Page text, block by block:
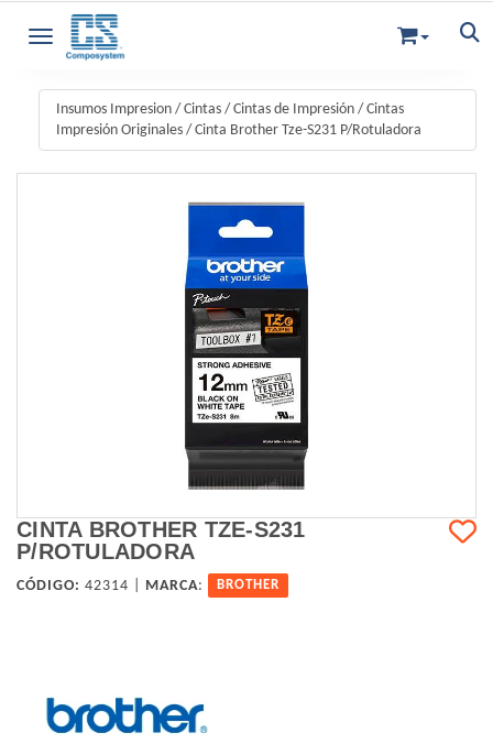
Toggle navigation
Insumos Impresion / Cintas / Cintas de Impresión / Cintas
Impresión Originales / Cinta Brother Tze-S231 P/Rotuladora
CINTA BROTHER TZE-S231
P/ROTULADORA
CÓDIGO: 42314 | MARCA: BROTHER